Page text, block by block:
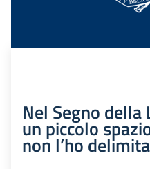
Nel Segno della
un piccolo
non l’ho